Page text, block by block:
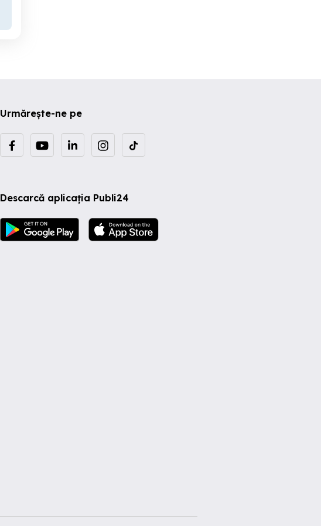
Urmărește-ne pe
Descarcă aplicația Publi24